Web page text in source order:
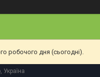
робочого дня (сьогодні).